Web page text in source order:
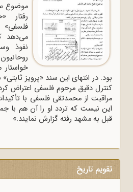
موضوع
رفتار
می‌دهد
نفوذ
بود. در انتهای این سند «پرویز
کنترل دقیق مرحوم فلسفی اعتراض
مراقبت از محمدتقی فلسفی با
این نیست که تردد او را آن هم با
قبل به مشهد رفته گزارش نمایند.»
تقویم تاریخ